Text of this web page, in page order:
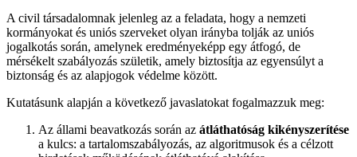
A civil társadalomnak jelenleg az a feladata, hogy a nemzeti
kormányokat és uniós szerveket olyan irányba tolják az uniós
jogalkotás során, amelynek eredményeképp egy átfogó, de
mérsékelt szabályozás születik, amely biztosítja az egyensúlyt a
biztonság és az alapjogok védelme között.
Kutatásunk alapján a következő javaslatokat fogalmazzuk meg:
Az állami beavatkozás során az átláthatóság kikényszerítése
a kulcs: a tartalomszabályozás, az algoritmusok és a célzott